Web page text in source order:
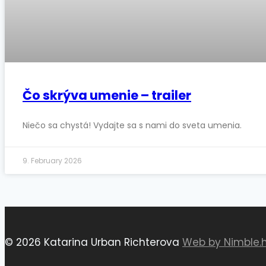
Čo skrýva umenie – trailer
Niečo sa chystá! Vydajte sa s nami do sveta umenia.
9. February 2026
© 2026 Katarina Urban Richterova Web by